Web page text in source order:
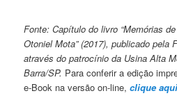
Fonte: Capítulo do livro “Memórias
Otoniel Mota” (2017), publicado pela
através do patrocínio da Usina Alta
Barra/SP. Para conferir a edição
e-Book na versão on-line,clique aqui